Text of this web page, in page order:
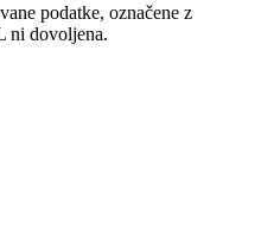
podatke, označene z
ni dovoljena.